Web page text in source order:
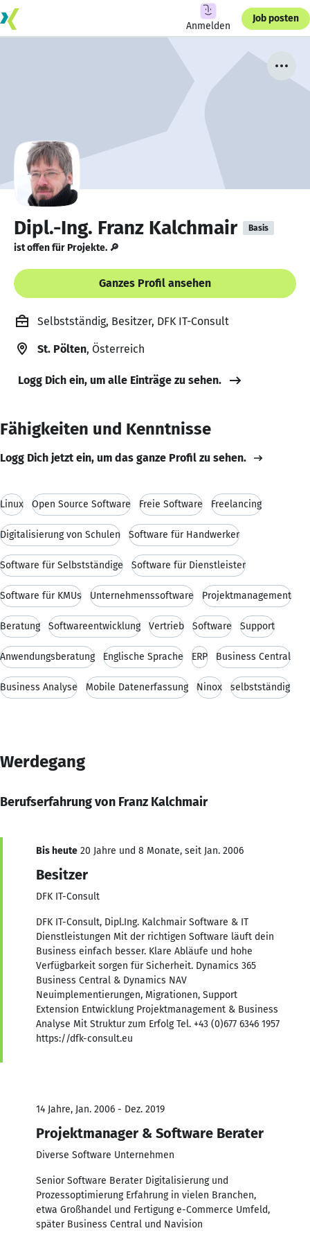
Anmelden
Job posten
Dipl.-Ing. Franz Kalchmair Basis
ist offen für Projekte. 🔎
Ganzes Profil ansehen
Selbstständig, Besitzer, DFK IT-Consult
St. Pölten, Österreich
Logg Dich ein, um alle Einträge zu sehen.
Fähigkeiten und Kenntnisse
Logg Dich jetzt ein, um das ganze Profil zu sehen.
Linux Open Source Software Freie Software Freelancing
Digitalisierung von Schulen Software für Handwerker
Software für Selbstständige Software für Dienstleister
Software für KMUs Unternehmenssoftware Projektmanagement
Beratung Softwareentwicklung Vertrieb Software Support
Anwendungsberatung Englische Sprache ERP Business Central
Business Analyse Mobile Datenerfassung Ninox selbstständig
Werdegang
Berufserfahrung von Franz Kalchmair
Bis heute 20 Jahre und 8 Monate, seit Jan. 2006
Besitzer
DFK IT-Consult
DFK IT-Consult, Dipl.Ing. Kalchmair Software & IT
Dienstleistungen Mit der richtigen Software läuft dein
Business einfach besser. Klare Abläufe und hohe
Verfügbarkeit sorgen für Sicherheit. Dynamics 365
Business Central & Dynamics NAV
Neuimplementierungen, Migrationen, Support
Extension Entwicklung Projektmanagement & Business
Analyse Mit Struktur zum Erfolg Tel. +43 (0)677 6346 1957
https://dfk-consult.eu
14 Jahre, Jan. 2006 - Dez. 2019
Projektmanager & Software Berater
Diverse Software Unternehmen
Senior Software Berater Digitalisierung und
Prozessoptimierung Erfahrung in vielen Branchen,
etwa Großhandel und Fertigung e-Commerce Umfeld,
später Business Central und Navision